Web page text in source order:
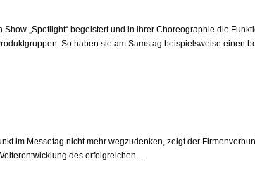
„Spotlight“ begeistert und in ihrer Choreographie die
So haben sie am Samstag beispielsweise einen
im Messetag nicht mehr wegzudenken, zeigt der
des erfolgreichen…